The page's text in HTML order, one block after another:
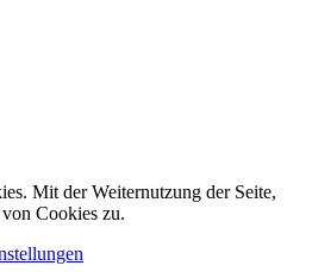
Mit der Weiternutzung der Seite,
Cookies zu.